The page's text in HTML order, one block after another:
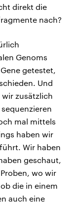
direkt die
nach?
Genoms
getestet,
Und
zusätzlich
mal mittels
haben wir
Wir haben
geschaut,
wo wir
die in einem
auch eine